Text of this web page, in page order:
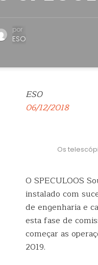
por
ESO
ESO
06/12/2018
Os
O SPECULOOS
instalado com
de engenharia e
esta fase de
começar as
2019.